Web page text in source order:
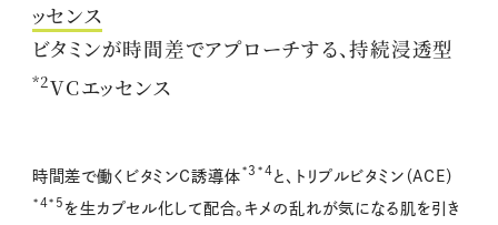
ッセンス
ビタミンが時間差でアプローチする、持続浸透型
*2VCエッセンス
時間差で働くビタミンC誘導体 *3*4 と、トリプルビタミン（ACE）
*4*5 を生カプセル化して配合。キメの乱れが気になる肌を引き